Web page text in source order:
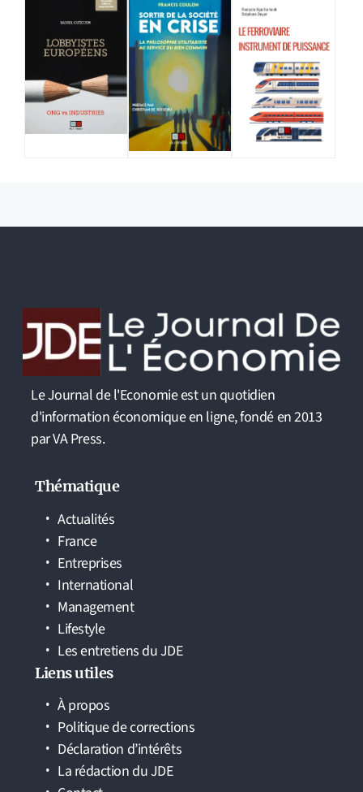
Le Journal de l'Economie est un quotidien
d'information économique en ligne, fondé en 2013
par VA Press.
Thématique
Actualités
France
Entreprises
International
Management
Lifestyle
Les entretiens du JDE
Liens utiles
À propos
Politique de corrections
Déclaration d’intérêts
La rédaction du JDE